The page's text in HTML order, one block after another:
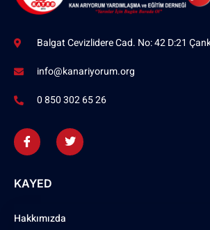
Balgat Cevizlidere Cad. No: 42 D:21
info@kanariyorum.org
0 850 302 65 26
KAYED
Hakkımızda